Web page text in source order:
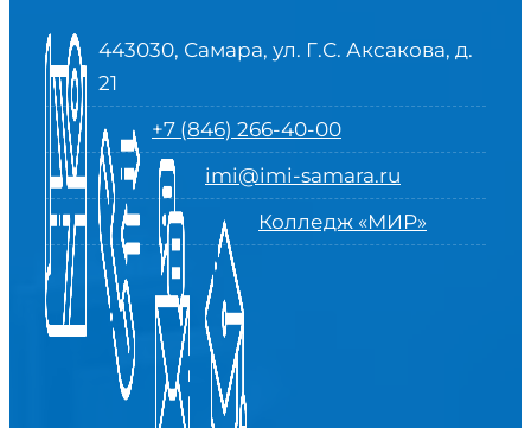
443030, Самара, ул. Г.С. Аксакова, д.
21
+7 (846) 266-40-00
imi@imi-samara.ru
Колледж «МИР»